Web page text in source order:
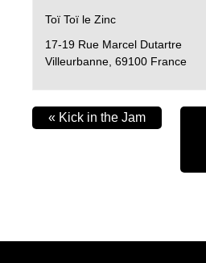
Toï Toï le Zinc
17-19 Rue Marcel Dutartre
Villeurbanne, 69100 France
« Kick in the Jam